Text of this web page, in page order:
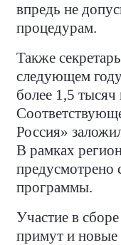
впредь не
процедурам.
Также
следующем
более 1,5 тысяч
Россия»
В рамках
предусмотрено
программы.
Участие в
примут и новые